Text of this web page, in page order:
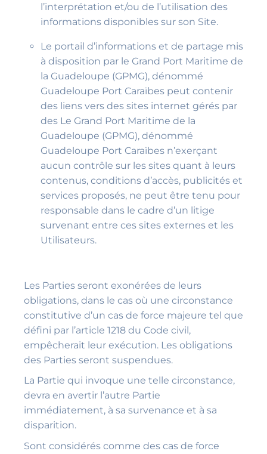
l’interprétation et/ou de l’utilisation des
informations disponibles sur son Site.
Le portail d’informations et de partage mis
à disposition par le Grand Port Maritime de
la Guadeloupe (GPMG), dénommé
Guadeloupe Port Caraïbes peut contenir
des liens vers des sites internet gérés par
des Le Grand Port Maritime de la
Guadeloupe (GPMG), dénommé
Guadeloupe Port Caraïbes n’exerçant
aucun contrôle sur les sites quant à leurs
contenus, conditions d’accès, publicités et
services proposés, ne peut être tenu pour
responsable dans le cadre d’un litige
survenant entre ces sites externes et les
Utilisateurs.
Les Parties seront exonérées de leurs
obligations, dans le cas où une circonstance
constitutive d’un cas de force majeure tel que
défini par l’article 1218 du Code civil,
empêcherait leur exécution. Les obligations
des Parties seront suspendues.
La Partie qui invoque une telle circonstance,
devra en avertir l’autre Partie
immédiatement, à sa survenance et à sa
disparition.
Sont considérés comme des cas de force